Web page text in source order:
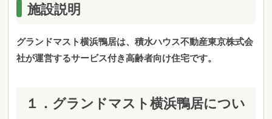
施設説明
グランドマスト横浜鴨居は、積水ハウス不動産東京株式会
社が運営するサービス付き高齢者向け住宅です。
１．グランドマスト横浜鴨居につい